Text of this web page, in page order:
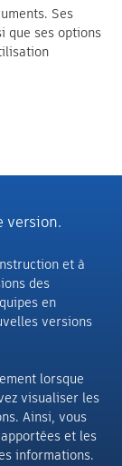
Ses
que ses options
version.
et à
des
en
versions
lorsque
visualiser les
Ainsi, vous
et les
informations.